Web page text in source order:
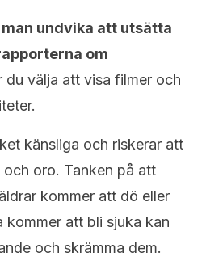
undvika att utsätta
om
du välja att visa filmer och
känsliga och riskerar att
och oro. Tanken på att
kommer att dö eller
kommer att bli sjuka kan
och skrämma dem.